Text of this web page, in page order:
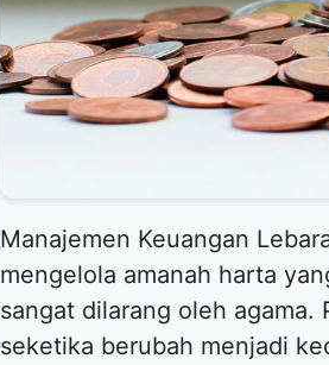
Manajemen Keuangan
mengelola amanah harta
sangat dilarang oleh agama.
seketika berubah menjadi